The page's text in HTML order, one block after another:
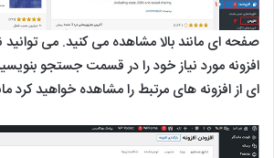
صفحه ای مانند بالا مشاهده می کنید. می توانید
افزونه مورد نیاز خود را در قسمت جستجو
ای از افزونه های مرتبط را مشاهده خواهید کرد